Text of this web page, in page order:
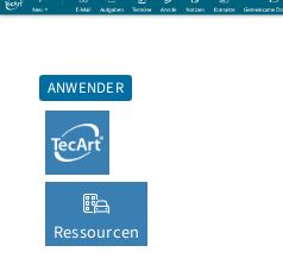
ANWENDER
Ressourcen